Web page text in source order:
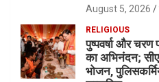
August 5, 2026
RELIGIOUS
पुष्पवर्षा और चरण
का अभिनंदन;
भोजन,